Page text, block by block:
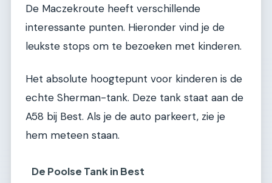
De Maczekroute heeft verschillende
interessante punten. Hieronder vind je de
leukste stops om te bezoeken met kinderen.
Het absolute hoogtepunt voor kinderen is de
echte Sherman-tank. Deze tank staat aan de
A58 bij Best. Als je de auto parkeert, zie je
hem meteen staan.
De Poolse Tank in Best